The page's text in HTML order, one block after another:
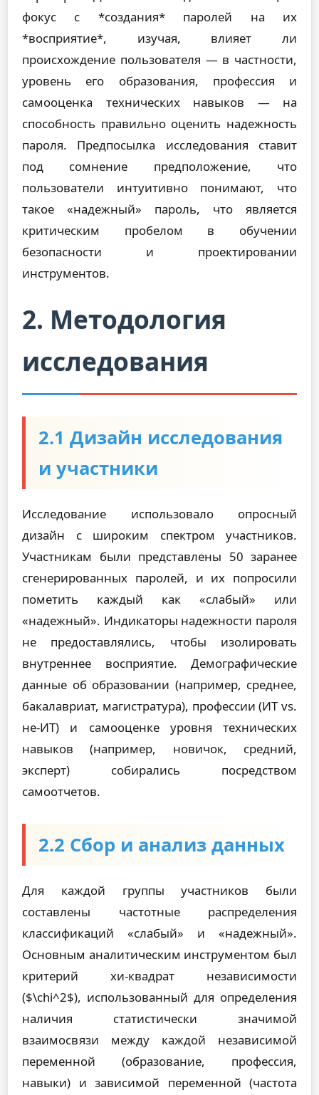
фокус с *создания* паролей на их
*восприятие*, изучая, влияет ли
происхождение пользователя — в частности,
уровень его образования, профессия и
самооценка технических навыков — на
способность правильно оценить надежность
пароля. Предпосылка исследования ставит
под сомнение предположение, что
пользователи интуитивно понимают, что
такое «надежный» пароль, что является
критическим пробелом в обучении
безопасности и проектировании
инструментов.
2. Методология
исследования
2.1 Дизайн исследования
и участники
Исследование использовало опросный
дизайн с широким спектром участников.
Участникам были представлены 50 заранее
сгенерированных паролей, и их попросили
пометить каждый как «слабый» или
«надежный». Индикаторы надежности пароля
не предоставлялись, чтобы изолировать
внутреннее восприятие. Демографические
данные об образовании (например, среднее,
бакалавриат, магистратура), профессии (ИТ vs.
не-ИТ) и самооценке уровня технических
навыков (например, новичок, средний,
эксперт) собирались посредством
самоотчетов.
2.2 Сбор и анализ данных
Для каждой группы участников были
составлены частотные распределения
классификаций «слабый» и «надежный».
Основным аналитическим инструментом был
критерий хи-квадрат независимости
($\chi^2$), использованный для определения
наличия статистически значимой
взаимосвязи между каждой независимой
переменной (образование, профессия,
навыки) и зависимой переменной (частота